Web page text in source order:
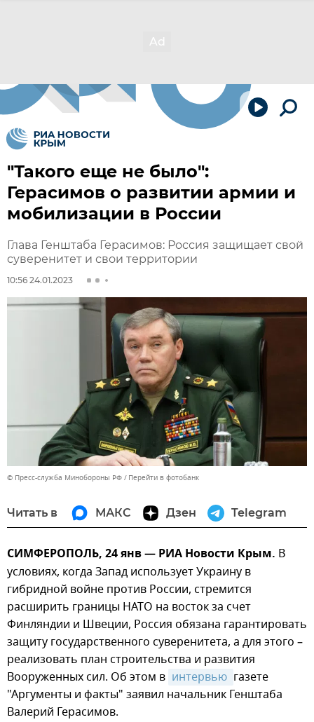
"Такого еще не было":
Герасимов о развитии армии и
мобилизации в России
Глава Генштаба Герасимов: Россия защищает свой
суверенитет и свои территории
10:56 24.01.2023
© Пресс-служба Минобороны РФ Перейти в фотобанк
Читать в МАКС Дзен Telegram
СИМФЕРОПОЛЬ, 24 янв — РИА Новости Крым. В
условиях, когда Запад использует Украину в
гибридной войне против России, стремится
расширить границы НАТО на восток за счет
Финляндии и Швеции, Россия обязана гарантировать
защиту государственного суверенитета, а для этого –
реализовать план строительства и развития
Вооруженных сил. Об этом в интервью газете
"Аргументы и факты" заявил начальник Генштаба
Валерий Герасимов.